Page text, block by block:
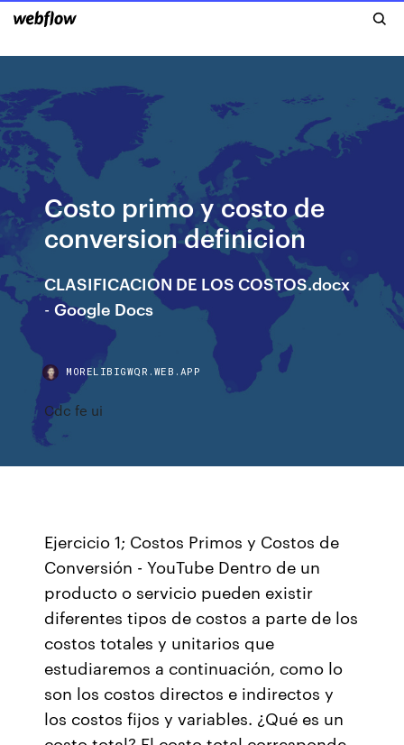
Costo primo y costo de
conversion definicion
CLASIFICACION DE LOS COSTOS.docx
-Google Docs
MORELIBIGWQR.WEB.APP
Cdc fe ui
Ejercicio 1; Costos Primos y Costos de
Conversión - YouTube Dentro de un
producto o servicio pueden existir
diferentes tipos de costos a parte de los
costos totales y unitarios que
estudiaremos a continuación, como lo
son los costos directos e indirectos y
los costos fijos y variables. ¿Qué es un